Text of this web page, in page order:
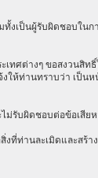
งเป็นผู้รับผิดชอบใน
ทศต่างๆ ขอสงวนสิท
ให้ท่านทราบว่า เป็น
ไม่รับผิดชอบต่อข้อเสีย
ที่ท่านละเมิดและสร้